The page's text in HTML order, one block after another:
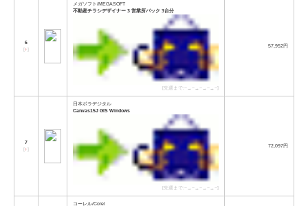
6
[↑]
メガソフト/MEGASOFT
不動産チラシデザイナー 3 営業所パック 3台分
[先週まで:−→−→−→−→−]
57,952円
7
[↑]
日本ポラデジタル
Canvas15J GIS Windows
[先週まで:−→−→−→−→−]
72,097円
コーレル/Corel